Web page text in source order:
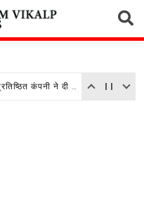
नकली ब्रांडेड घी के बड़े रैकेट का भंडाफोड़: प्रतिष्ठित कंपनी ने दी तहरीर, पुलिस जांच में जुटी